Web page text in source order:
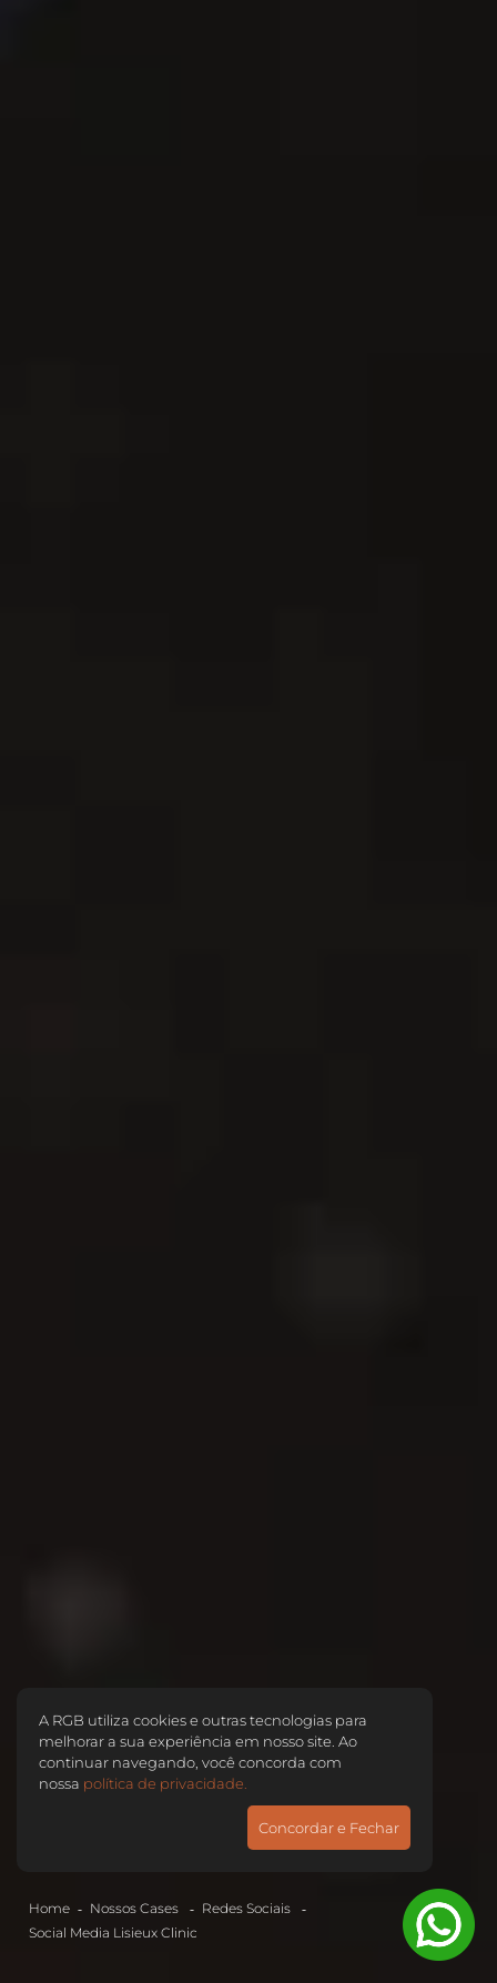
Home Nossos Cases
Redes Sociais
Social Media Lisieux Clinic
A RGB utiliza cookies e outras tecnologias para
melhorar a sua experiência em nosso site. Ao
continuar navegando, você concorda com
nossa política de privacidade.
Concordar e Fechar